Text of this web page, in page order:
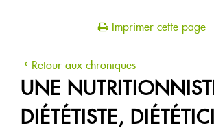
Imprimer cette page
Retour aux chroniques
UNE
DIÉTÉTISTE,
À PROPOS